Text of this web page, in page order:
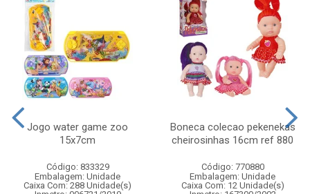
Jogo water game zoo
15x7cm
Código: 833329
Embalagem: Unidade
Caixa Com: 288 Unidade(s)
Boneca colecao pekenekas
cheirosinhas 16cm ref 880
Código: 770880
Embalagem: Unidade
Caixa Com: 12 Unidade(s)